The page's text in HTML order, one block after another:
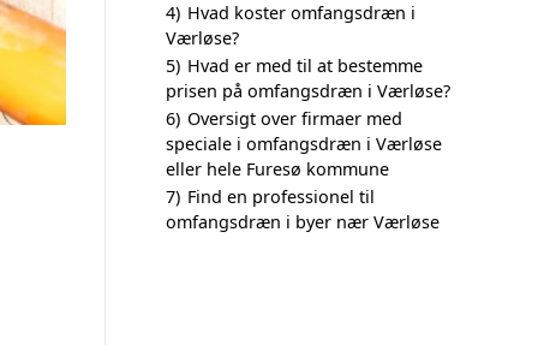
4) Hvad koster omfangsdræn i
Værløse?
5) Hvad er med til at bestemme
prisen på omfangsdræn i Værløse?
6) Oversigt over firmaer med
speciale i omfangsdræn i Værløse
eller hele Furesø kommune
7) Find en professionel til
omfangsdræn i byer nær Værløse